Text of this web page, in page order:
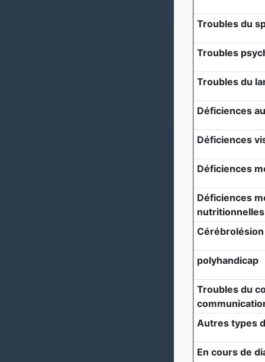
Troubles du
Troubles
Troubles du
Déficiences
Déficiences
Déficiences
Déficiences
nutritionnelles
Cérébrolésion
polyhandicap
Troubles du
Autres types
En cours de